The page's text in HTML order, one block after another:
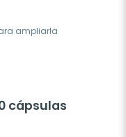
ampliarla
cápsulas